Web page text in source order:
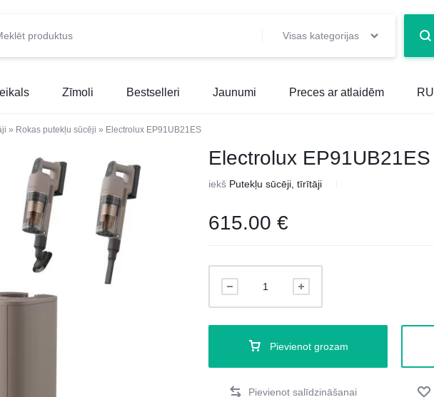
Visas kategorijas
Zīmoli Bestselleri Jaunumi Preces ar atlaidēm RU
» Rokas putekļu sūcēji » Electrolux EP91UB21ES
Electrolux EP91UB21ES
iekš Putekļu sūcēji, tīrītāji
615.00€
Pievienot grozam